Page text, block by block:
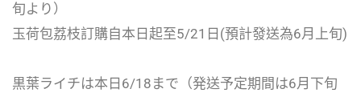
旬より）
玉荷包荔枝訂購自本日起至5/21日(預計發送為6月上旬)
黒葉ライチは本日6/18まで（発送予定期間は6月下旬